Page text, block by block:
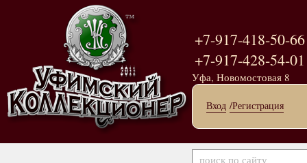
+7-917-418-50-66
+7-917-428-54-01
Уфа, Новомостовая 8
Вход /Регистрация